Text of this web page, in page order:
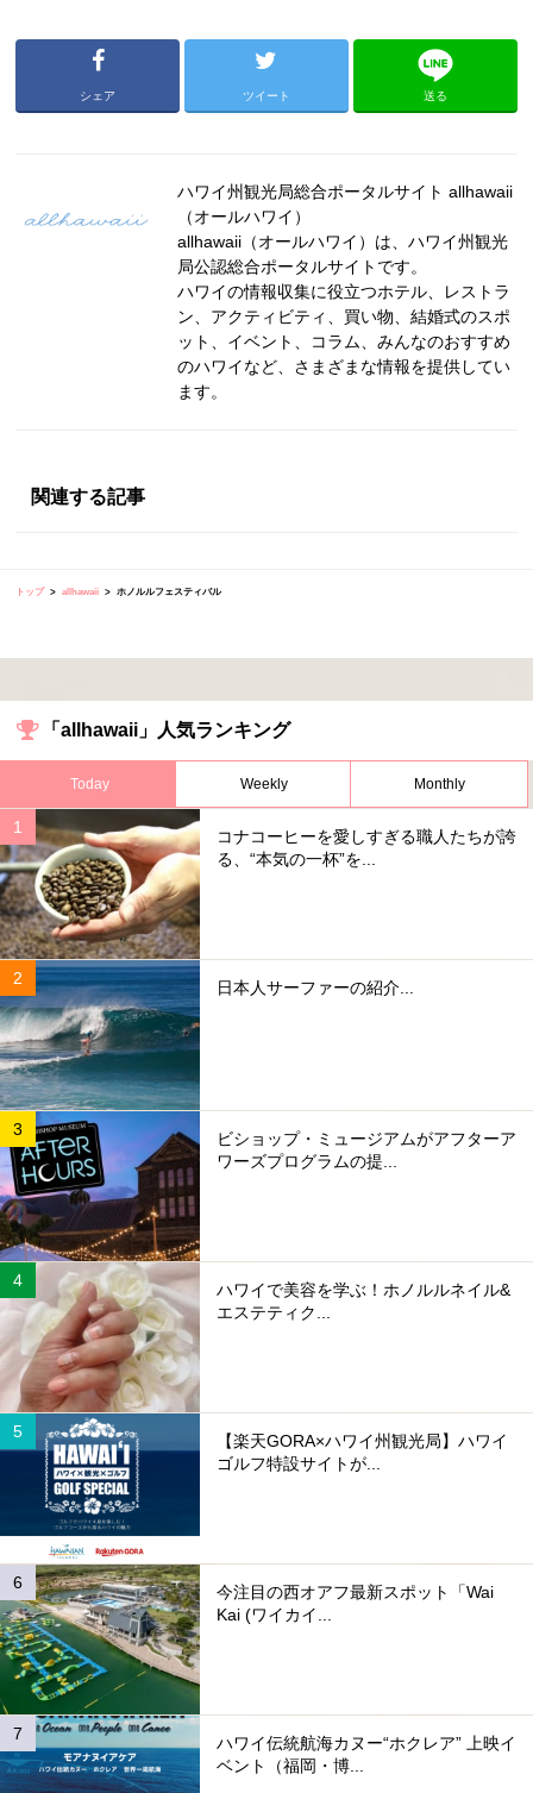
シェア ツイート 送る
ハワイ州観光局総合ポータルサイト allhawaii
（オールハワイ）
allhawaii（オールハワイ）は、ハワイ州観光
局公認総合ポータルサイトです。
ハワイの情報収集に役立つホテル、レストラ
ン、アクティビティ、買い物、結婚式のスポ
ット、イベント、コラム、みんなのおすすめ
のハワイなど、さまざまな情報を提供してい
ます。
関連する記事
トップ allhawaii ホノルルフェスティバル
「allhawaii」人気ランキング
Today Weekly Monthly
コナコーヒーを愛しすぎる職人たちが誇
る、“本気の一杯”を...
日本人サーファーの紹介...
ビショップ・ミュージアムがアフターア
ワーズプログラムの提...
ハワイで美容を学ぶ！ホノルルネイル&
エステティク...
【楽天GORA×ハワイ州観光局】ハワイ
ゴルフ特設サイトが...
今注目の西オアフ最新スポット「Wai
Kai (ワイカイ...
ハワイ伝統航海カヌー“ホクレア” 上映イ
ベント（福岡・博...